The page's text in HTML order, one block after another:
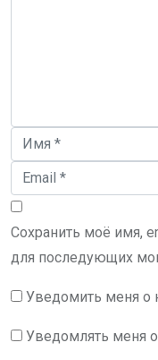
Сохранить моё имя,
для последующих
Уведомить меня о
Уведомлять меня